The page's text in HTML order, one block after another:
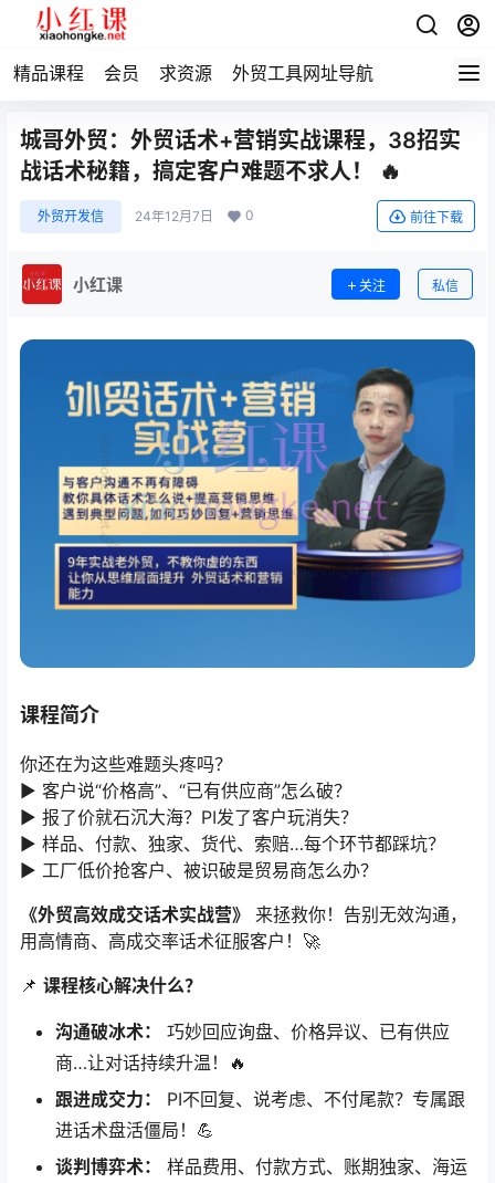
精品课程 会员 求资源 外贸工具网址导航
城哥外贸：外贸话术+营销实战课程，38招实
战话术秘籍，搞定客户难题不求人！​​ 🔥
外贸开发信 24年12月7日 0 前往下载
小红课 关注 私信
课程简介
你还在为这些难题头疼吗？
▶️ 客户说“价格高”、“已有供应商”怎么破？
▶️ 报了价就石沉大海？PI发了客户玩消失？
▶️ 样品、付款、独家、货代、索赔…每个环节都踩坑？
▶️ 工厂低价抢客户、被识破是贸易商怎么办？
​《外贸高效成交话术实战营》​
​ 来拯救你！告别无效沟通，
用高情商、高成交率话术征服客户！🚀
📌 ​ 课程核心解决什么？​
沟通破冰术：​
​ 巧妙回应询盘、价格异议、已有供应
商…让对话持续升温！🔥
跟进成交力：​
​ PI不回复、说考虑、不付尾款？专属跟
进话术盘活僵局！💪
谈判博弈术：​
​ 样品费用、付款方式、账期独家、海运